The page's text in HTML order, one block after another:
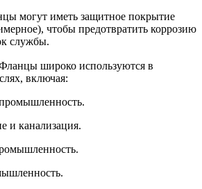
могут иметь защитное покрытие
чтобы предотвратить коррозию
службы.
широко используются в
включая:
и канализация.